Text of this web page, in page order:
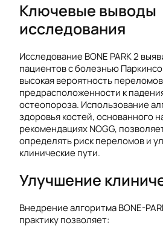
Ключевые выводы
исследования
Исследование BONE PARK 2
пациентов с болезнью
высокая вероятность
предрасположенности к
остеопороза. Использование
здоровья костей, основанного
рекомендациях NOGG,
определять риск переломов и
клинические пути.
Улучшение
Внедрение алгоритма BONE-
практику позволяет: